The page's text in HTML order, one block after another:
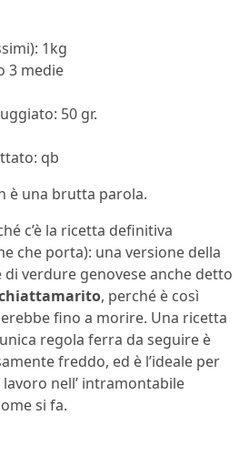
1kg
3 medie
50 gr.
qb
è una brutta parola.
c’è la ricetta definitiva
che porta): una versione della
verdure genovese anche detto
, perché è così
fino a morire. Una ricetta
regola ferra da seguire è
freddo, ed è l’ideale per
nell’ intramontabile
si fa.